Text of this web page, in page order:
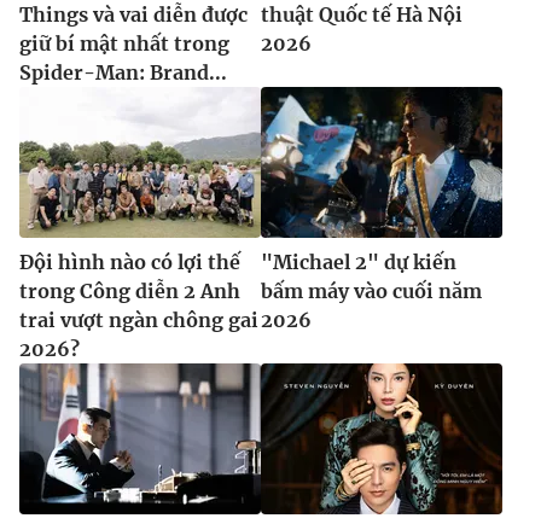
Things và vai diễn được
giữ bí mật nhất trong
Spider-Man: Brand...
thuật Quốc tế Hà Nội
2026
Đội hình nào có lợi thế
trong Công diễn 2 Anh
trai vượt ngàn chông gai
2026?
"Michael 2" dự kiến
bấm máy vào cuối năm
2026